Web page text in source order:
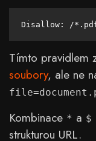
Tímto pravidlem
soubory, ale ne
Kombinace * a $
strukturou URL.